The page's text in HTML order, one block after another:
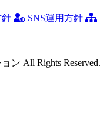
針
SNS運用方針
ン All Rights Reserved.